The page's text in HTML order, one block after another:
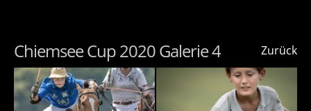
Zurück
Chiemsee Cup 2020 Galerie 4